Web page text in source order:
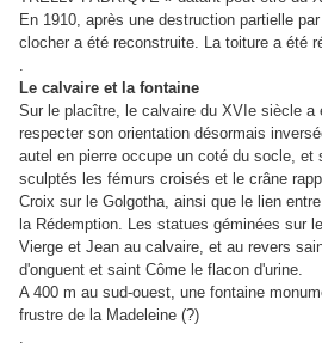
En 1910, après une destruction partielle
clocher a été reconstruite. La toiture a été
.
Le calvaire et la fontaine
Sur le placître, le calvaire du XVIe siècle a
respecter son orientation désormais
autel en pierre occupe un coté du socle, et
sculptés les fémurs croisés et le crâne
Croix sur le Golgotha, ainsi que le lien
la Rédemption. Les statues géminées sur
Vierge et Jean au calvaire, et au revers
d'onguent et saint Côme le flacon d'urine.
A 400 m au sud-ouest, une fontaine
frustre de la Madeleine (?)
.